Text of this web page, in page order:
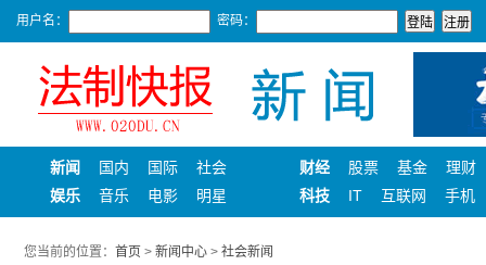
用户名： 密码：
新闻 国内 国际
社会
娱乐
音乐 电影 明星
财经 股票 基金
理财
科技
IT 互联网 手机
您当前的位置： 首页 > 新闻中心 > 社会新闻